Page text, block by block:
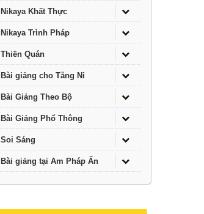
Nikaya Khất Thực
Nikaya Trình Pháp
Thiền Quán
Bài giảng cho Tăng Ni
Bài Giảng Theo Bộ
Bài Giảng Phổ Thông
Soi Sáng
Bài giảng tại Am Pháp Ấn